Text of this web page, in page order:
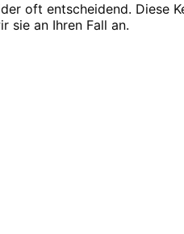
oft entscheidend. Diese
sie an Ihren Fall an.